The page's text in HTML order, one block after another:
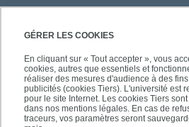
GÉRER LES COOKIES
En cliquant sur « Tout accepter », vous
cookies, autres que essentiels et
réaliser des mesures d'audience à des
publicités (cookies Tiers). L'université est
pour le site Internet. Les cookies Tiers
dans nos mentions légales. En cas de
traceurs, vos paramètres seront
PRATIQUE
SUIVEZ-NOUS